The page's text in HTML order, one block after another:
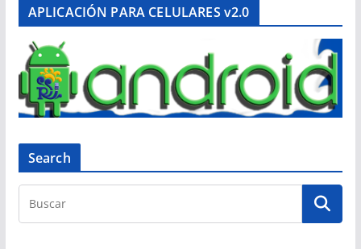
APLICACIÓN PARA CELULARES v2.0
Search